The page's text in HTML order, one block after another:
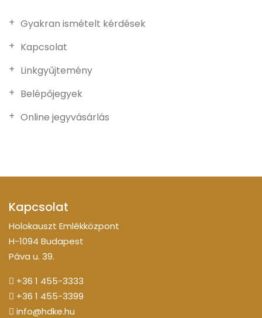
Gyakran ismételt kérdések
Kapcsolat
Linkgyűjtemény
Belépőjegyek
Online jegyvásárlás
Kapcsolat
Holokauszt Emlékközpont
H-1094 Budapest
Páva u. 39.
+36 1 455-3333
+36 1 455-3399
info@hdke.hu